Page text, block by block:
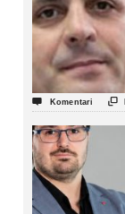
 Komentari 